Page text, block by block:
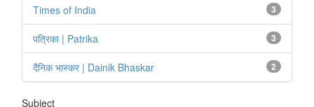
3
Times of India
3
पत्रिका | Patrika
2
दैनिक भास्कर | Dainik Bhaskar
Subject